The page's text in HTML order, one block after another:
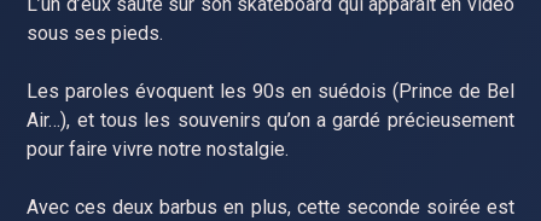
sous ses pieds.
Les paroles évoquent les 90s en suédois (Prince de Bel
Air…), et tous les souvenirs qu’on a gardé précieusement
pour faire vivre notre nostalgie.
Avec ces deux barbus en plus, cette seconde soirée est